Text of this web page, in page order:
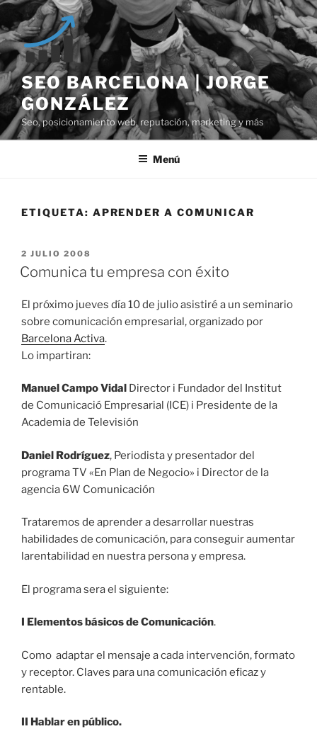
Saltar
al
contenido
SEO BARCELONA | JORGE
GONZÁLEZ
Seo, posicionamiento web, reputación, marketing y más
Menú
ETIQUETA: APRENDER A COMUNICAR
PUBLICADO
EL
2 JULIO 2008
Comunica tu empresa con éxito
El próximo jueves día 10 de julio asistiré a un seminario
sobre comunicación empresarial, organizado por
Barcelona Activa.
Lo impartiran:
Manuel Campo Vidal Director i Fundador del Institut
de Comunicació Empresarial (ICE) i Presidente de la
Academia de Televisión
Daniel Rodríguez, Periodista y presentador del
programa TV «En Plan de Negocio» i Director de la
agencia 6W Comunicación
Trataremos de aprender a desarrollar nuestras
habilidades de comunicación, para conseguir aumentar
larentabilidad en nuestra persona y empresa.
El programa sera el siguiente:
I Elementos básicos de Comunicación.
Como adaptar el mensaje a cada intervención, formato
y receptor. Claves para una comunicación eficaz y
rentable.
II Hablar en público.